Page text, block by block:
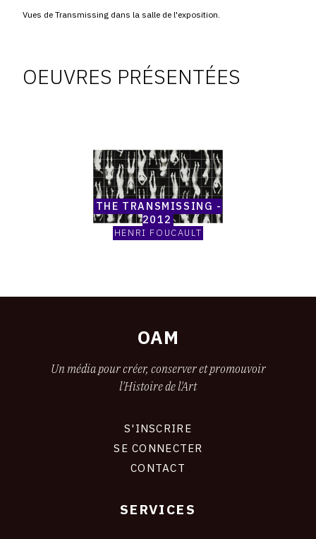
Vues de Transmissing dans la salle de l'exposition.
OEUVRES PRÉSENTÉES
raisonné,
Henri
Foucault,
The
transmissing
-
2012
THE TRANSMISSING -
2012
HENRI FOUCAULT
OAM
Un média pour créer, conserver et promouvoir
l'Histoire de l'Art
S'INSCRIRE
SE CONNECTER
CONTACT
SERVICES